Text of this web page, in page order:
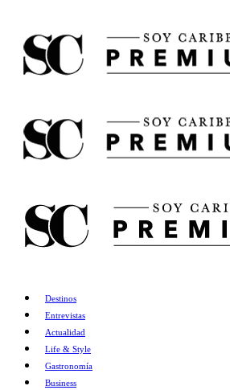
Destinos
Entrevistas
Actualidad
Life & Style
Gastronomía
Business